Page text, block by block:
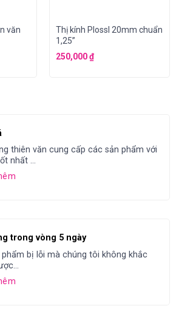
văn
Thị kính Plossl 20mm chuẩn
1,25”
250,000₫
thiên văn cung cấp các sản phẩm với
nhất ...
trong vòng 5 ngày
phẩm bị lỗi mà chúng tôi không khắc